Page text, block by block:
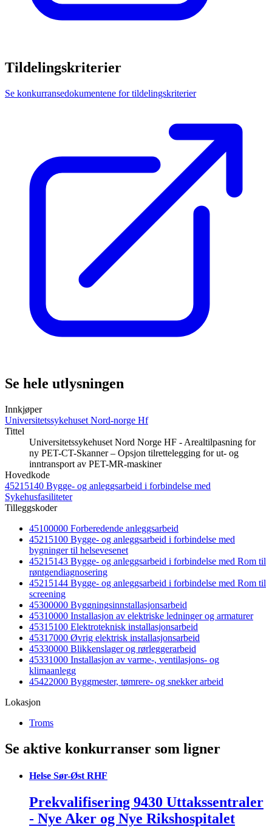
Tildelingskriterier
Se konkurransedokumentene for tildelingskriterier
Se hele utlysningen
Innkjøper
Universitetssykehuset Nord-norge Hf
Tittel
Universitetssykehuset Nord Norge HF - Arealtilpasning for
ny PET-CT-Skanner – Opsjon tilrettelegging for ut- og
inntransport av PET-MR-maskiner
Hovedkode
45215140 Bygge- og anleggsarbeid i forbindelse med
Sykehusfasiliteter
Tilleggskoder
45100000 Forberedende anleggsarbeid
45215100 Bygge- og anleggsarbeid i forbindelse med
bygninger til helsevesenet
45215143 Bygge- og anleggsarbeid i forbindelse med Rom til
røntgendiagnosering
45215144 Bygge- og anleggsarbeid i forbindelse med Rom til
screening
45300000 Byggningsinnstallasjonsarbeid
45310000 Installasjon av elektriske ledninger og armaturer
45315100 Elektroteknisk installasjonsarbeid
45317000 Øvrig elektrisk installasjonsarbeid
45330000 Blikkenslager og rørleggerarbeid
45331000 Installasjon av varme-, ventilasjons- og
klimaanlegg
45422000 Byggmester, tømrere- og snekker arbeid
Lokasjon
Troms
Se aktive konkurranser som ligner
Helse Sør-Øst RHF
Prekvalifisering 9430 Uttakssentraler
- Nye Aker og Nye Rikshospitalet